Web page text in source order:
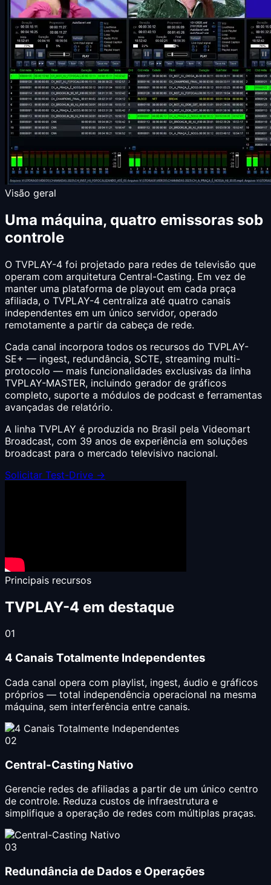
Visão geral
Uma máquina, quatro emissoras sob
controle
O TVPLAY-4 foi projetado para redes de televisão que
operam com arquitetura Central-Casting. Em vez de
manter uma plataforma de playout em cada praça
afiliada, o TVPLAY-4 centraliza até quatro canais
independentes em um único servidor, operado
remotamente a partir da cabeça de rede.
Cada canal incorpora todos os recursos do TVPLAY-
SE+ — ingest, redundância, SCTE, streaming multi-
protocolo — mais funcionalidades exclusivas da linha
TVPLAY-MASTER, incluindo gerador de gráficos
completo, suporte a módulos de podcast e ferramentas
avançadas de relatório.
A linha TVPLAY é produzida no Brasil pela Videomart
Broadcast, com 39 anos de experiência em soluções
broadcast para o mercado televisivo nacional.
Solicitar Test-Drive →
Principais recursos
TVPLAY-4 em destaque
01
4 Canais Totalmente Independentes
Cada canal opera com playlist, ingest, áudio e gráficos
próprios — total independência operacional na mesma
máquina, sem interferência entre canais.
02
Central-Casting Nativo
Gerencie redes de afiliadas a partir de um único centro
de controle. Reduza custos de infraestrutura e
simplifique a operação de redes com múltiplas praças.
03
Redundância de Dados e Operações